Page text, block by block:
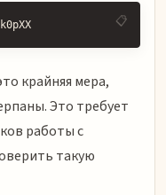
крайняя мера,
Это требует
работы с
такую